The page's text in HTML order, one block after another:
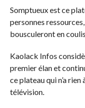
Somptueux est ce
personnes
bousculeront en
Kaolack Infos
premier élan et
ce plateau qui n’a
télévision.